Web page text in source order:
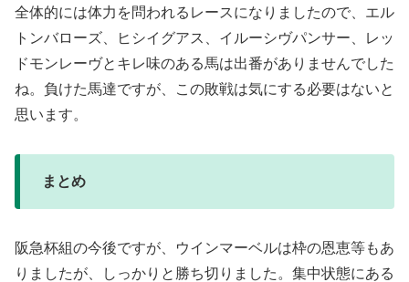
全体的には体力を問われるレースになりましたので、エル
トンバローズ、ヒシイグアス、イルーシヴパンサー、レッ
ドモンレーヴとキレ味のある馬は出番がありませんでした
ね。負けた馬達ですが、この敗戦は気にする必要はないと
思います。
まとめ
阪急杯組の今後ですが、ウインマーベルは枠の恩恵等もあ
りましたが、しっかりと勝ち切りました。集中状態にある